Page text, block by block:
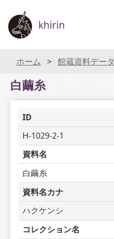
khirin
ホーム 館蔵資料デー
白繭糸
ID
H-1029-2-1
資料名
白繭糸
資料名カナ
ハクケンシ
コレクション名